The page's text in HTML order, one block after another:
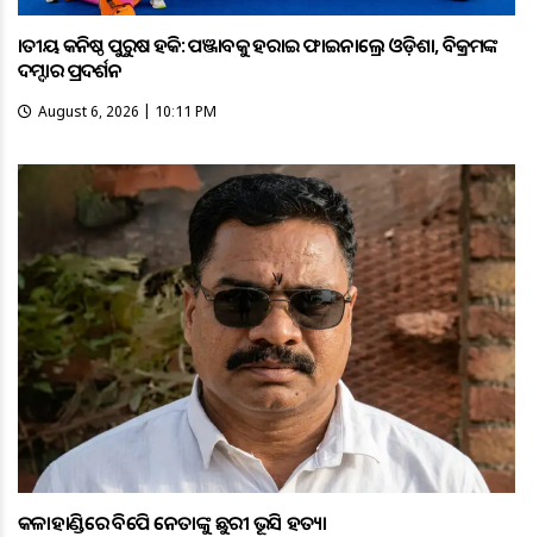
ଜାତୀୟ କନିଷ୍ଠ ପୁରୁଷ ହକି: ପଞ୍ଜାବକୁ ହରାଇ ଫାଇନାଲ୍ରେ ଓଡ଼ିଶା, ବିକ୍ରମଙ୍କ
ଦମ୍ଦାର ପ୍ରଦର୍ଶନ
August 6, 2026 | 10:11 PM
କଳାହାଣ୍ଡିରେ ବିଜେପି ନେତାଙ୍କୁ ଛୁରୀ ଭୂସି ହତ୍ୟା